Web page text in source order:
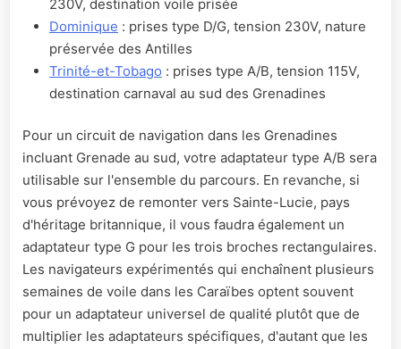
230V, destination voile prisée
Dominique : prises type D/G, tension 230V, nature
préservée des Antilles
Trinité-et-Tobago : prises type A/B, tension 115V,
destination carnaval au sud des Grenadines
Pour un circuit de navigation dans les Grenadines
incluant Grenade au sud, votre adaptateur type A/B sera
utilisable sur l'ensemble du parcours. En revanche, si
vous prévoyez de remonter vers Sainte-Lucie, pays
d'héritage britannique, il vous faudra également un
adaptateur type G pour les trois broches rectangulaires.
Les navigateurs expérimentés qui enchaînent plusieurs
semaines de voile dans les Caraïbes optent souvent
pour un adaptateur universel de qualité plutôt que de
multiplier les adaptateurs spécifiques, d'autant que les